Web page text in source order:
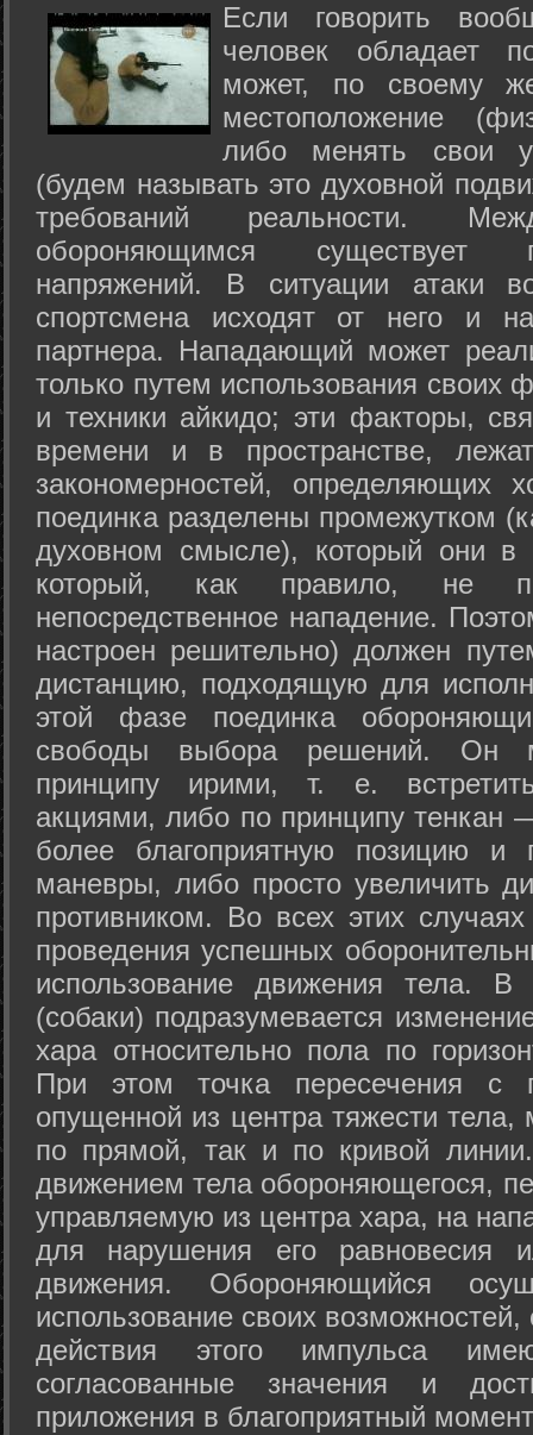
Если говорить
человек обладает
может, по своему
местоположение
либо менять свои
(будем называть это духовной
требований реальности.
обороняющимся существует
напряжений. В ситуации атаки
спортсмена исходят от него и
партнера. Нападающий может
только путем использования своих
и техники айкидо; эти факторы,
времени и в пространстве,
закономерностей, определяющих
поединка разделены промежутком
духовном смысле), который они в
который, как правило, не
непосредственное нападение.
настроен решительно) должен
дистанцию, подходящую для
этой фазе поединка
свободы выбора решений. Он
принципу ирими, т. е.
акциями, либо по принципу тенкан
более благоприятную позицию и
маневры, либо просто увеличить
противником. Во всех этих
проведения успешных
использование движения тела.
(собаки) подразумевается
хара относительно пола по
При этом точка пересечения с
опущенной из центра тяжести
по прямой, так и по кривой
движением тела обороняющегося,
управляемую из центра хара, на
для нарушения его равновесия
движения. Обороняющийся
использование своих
действия этого импульса
согласованные значения и
приложения в благоприятный